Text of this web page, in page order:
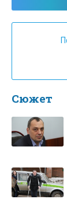
Сюжет